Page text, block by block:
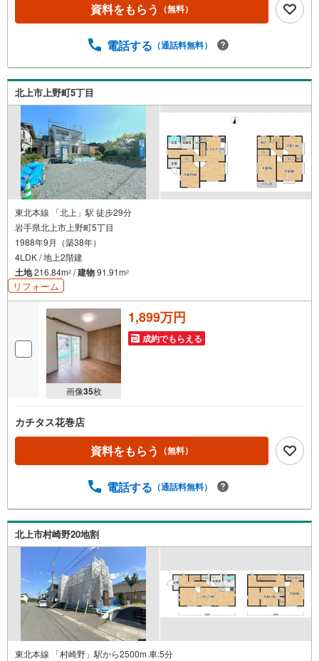
資料をもらう （無料）
電話する （通話料無料）
北上市上野町5丁目
東北本線 「北上」駅 徒歩29分
岩手県北上市上野町5丁目
1988年9月（築38年）
4LDK / 地上2階建
土地216.84m2 /建物91.91m2
リフォーム
画像35枚
1,899万円
成約でもらえる
カチタス花巻店
資料をもらう （無料）
電話する （通話料無料）
北上市村崎野20地割
東北本線 「村崎野」駅から2500m 車:5分